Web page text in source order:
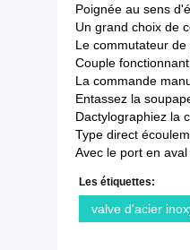
Poignée au sens
Un grand choix de
Le commutateur
Couple
La commande
Entassez la
Dactylographiez la
Type direct
Avec le port en
Les étiquettes:
valve d'acier